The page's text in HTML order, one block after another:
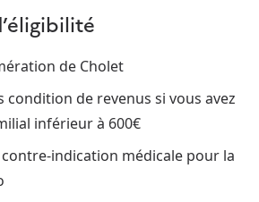
de Cholet
condition de revenus si vous avez
inférieur à 600€
indication médicale pour la